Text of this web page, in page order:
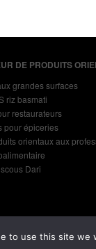
DE PRODUITS
grandes surfaces
riz basmati
restaurateurs
pour épiceries
orientaux aux
Dari
Politique de confidentialité
to use this site we